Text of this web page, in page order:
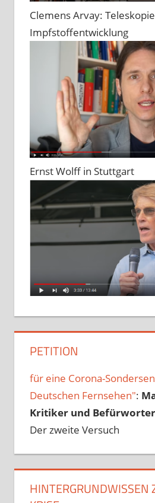
Clemens Arvay:
Impfstoffentwicklung
Ernst Wolff in Stuttgart
PETITION
für eine Corona-
Deutschen Fernsehen":
Kritiker und Befürworter
Der zweite Versuch
HINTERGRUNDWISSEN